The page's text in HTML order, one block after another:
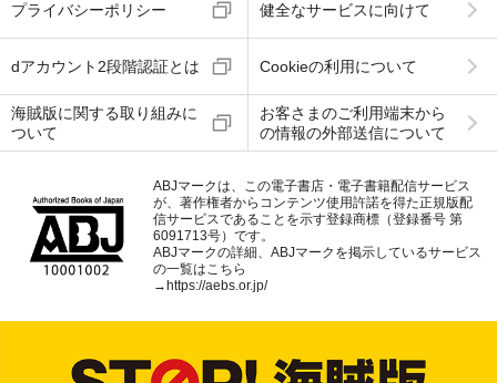
プライバシーポリシー 健全なサービスに向けて
dアカウント2段階認証とは Cookieの利用について
海賊版に関する取り組みに
ついて
お客さまのご利用端末から
の情報の外部送信について
ABJマークは、この電子書店・電子書籍配信サービス
が、著作権者からコンテンツ使用許諾を得た正規版配
信サービスであることを示す登録商標（登録番号 第
6091713号）です。
ABJマークの詳細、ABJマークを掲示しているサービス
の一覧はこちら
→ https://aebs.or.jp/